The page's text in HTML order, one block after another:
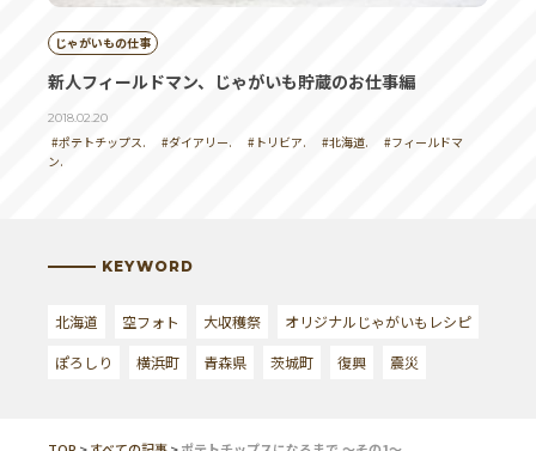
すね
投稿者 | ryokou
見ているだけで幸せになれます
じゃがいもの仕事
新人フィールドマン、じゃがいも貯蔵のお仕事編
2018.02.20
#ポテトチップス. #ダイアリー. #トリビア. #北海道.
#フィールドマ
ン.
KEYWORD
北海道 空フォト 大収穫祭
オリジナルじゃがいもレシピ
ぽろしり
横浜町 青森県 茨城町 復興 震災